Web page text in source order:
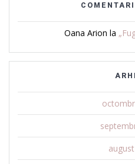
Oana Arion la